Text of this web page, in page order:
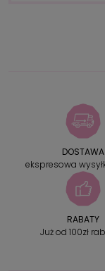
DOSTAWA
ekspresowa
RABATY
Już od 100zł